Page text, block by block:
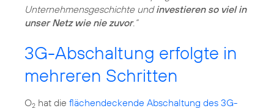
Unternehmensgeschichte undinvestieren so viel in
unser Netz wie nie zuvor.“
3G-Abschaltung erfolgte in
mehreren Schritten
O2 hat die flächendeckende Abschaltung des 3G-